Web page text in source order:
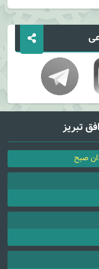
تبریز
صبح